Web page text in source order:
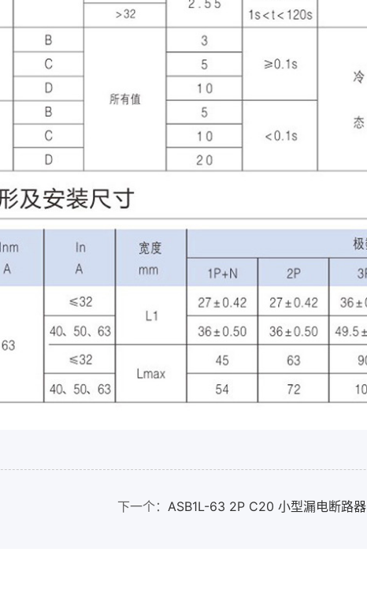
下一个： ASB1L-63 2P C20 小型漏电断路器